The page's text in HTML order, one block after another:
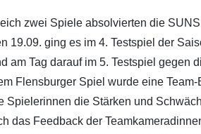
zwei Spiele absolvierten die
19.09. ging es im 4. Testspiel der
am Tag darauf im 5. Testspiel gegen
Flensburger Spiel wurde eine
Spielerinnen die Stärken und
das Feedback der